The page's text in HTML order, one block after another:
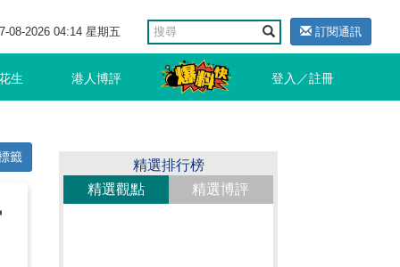
08-2026 04:14 星期五 訂閱通訊
生 港人博評 登入／註冊
籤
精選排行榜
精選觀點
精選博評